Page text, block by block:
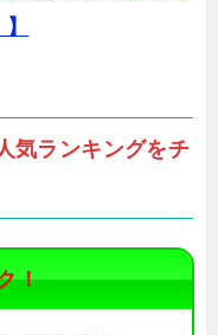
気ランキングをチ
！